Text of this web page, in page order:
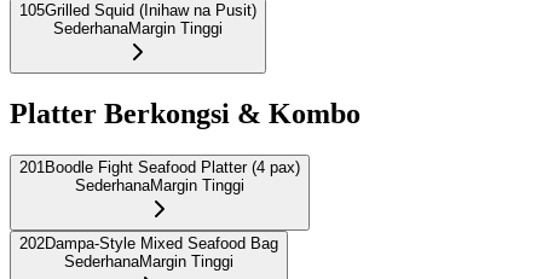
105Grilled Squid (Inihaw na Pusit)
SederhanaMargin Tinggi
Platter Berkongsi & Kombo
201Boodle Fight Seafood Platter (4 pax)
SederhanaMargin Tinggi
202Dampa-Style Mixed Seafood Bag
SederhanaMargin Tinggi